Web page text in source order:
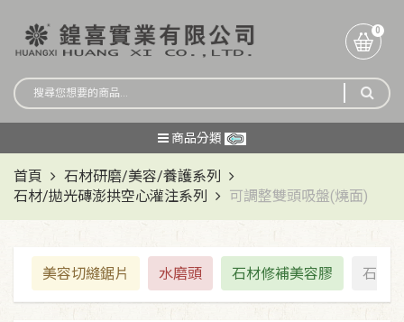
0
商品分類
首頁
石材研磨/美容/養護系列
石材/拋光磚澎拱空心灌注系列
可調整雙頭吸盤(燒面)
美容切縫鋸片 水磨頭 石材修補美容膠 石材